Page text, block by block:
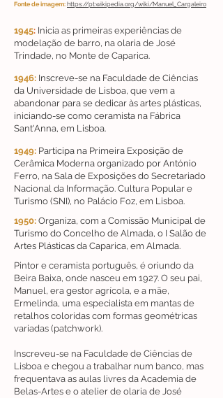
Fonte de imagem: https://pt.wikipedia.org/wiki/Manuel_Cargaleiro
1945: Inicia as primeiras experiências de
modelação de barro, na olaria de José
Trindade, no Monte de Caparica.
1946: Inscreve-se na Faculdade de Ciências
da Universidade de Lisboa, que vem a
abandonar para se dedicar às artes plásticas,
iniciando-se como ceramista na Fábrica
Sant'Anna, em Lisboa.
1949: Participa na Primeira Exposição de
Cerâmica Moderna organizado por António
Ferro, na Sala de Exposições do Secretariado
Nacional da Informação. Cultura Popular e
Turismo (SNI), no Palácio Foz, em Lisboa.
1950: Organiza, com a Comissão Municipal de
Turismo do Concelho de Almada, o I Salão de
Artes Plásticas da Caparica, em Almada.
Pintor e ceramista português, é oriundo da
Beira Baixa, onde nasceu em 1927. O seu pai,
Manuel, era gestor agrícola, e a mãe,
Ermelinda, uma especialista em mantas de
retalhos coloridas com formas geométricas
variadas (patchwork).
Inscreveu-se na Faculdade de Ciências de
Lisboa e chegou a trabalhar num banco, mas
frequentava as aulas livres da Academia de
Belas-Artes e o atelier de olaria de José